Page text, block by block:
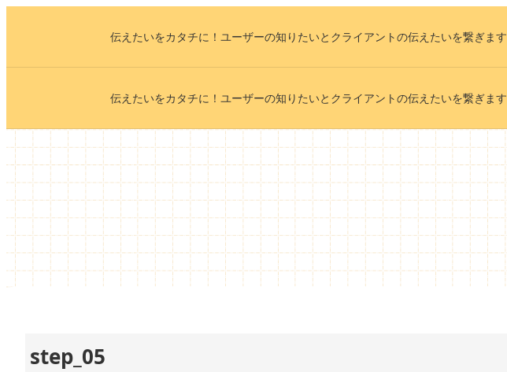
ッ
プ
伝えたいをカタチに！ユーザーの知りたいとクライアントの伝えたいを繋ぎます
伝えたいをカタチに！ユーザーの知りたいとクライアントの伝えたいを繋ぎます
step_05